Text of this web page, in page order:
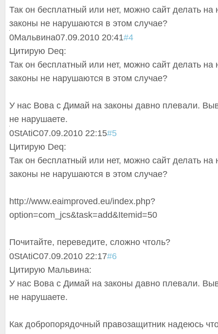
Так он бесплатный или нет, можно сайт делать на
законы не нарушаются в этом случае?
0Мальвина07.09.2010 20:41#4
Цитирую Deq:
Так он бесплатный или нет, можно сайт делать на
законы не нарушаются в этом случае?
У нас Вова с Димай на законы давно плевали.
не нарушаете.
0StAtiC07.09.2010 22:15#5
Цитирую Deq:
Так он бесплатный или нет, можно сайт делать на
законы не нарушаются в этом случае?
http://www.eaimproved.eu/index.php?
option=com_jcs&task=add&Itemid=50
Почитайте, переведите, сложно чтоль?
0StAtiC07.09.2010 22:17#6
Цитирую Мальвина:
У нас Вова с Димай на законы давно плевали.
не нарушаете.
Как добропорядочный правозащитник надеюсь